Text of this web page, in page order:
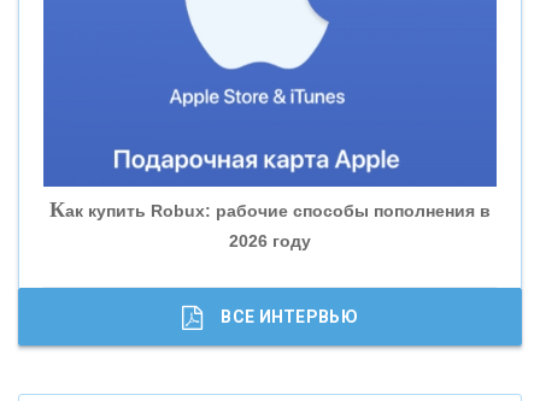
«БАНК ГЛОБЭКС»
«СОВКОМБАНК»
«ГАЗПРОМБАНК»
«МОСКОВСКИЙ КРЕДИТНЫЙ БАНК»
Как купить Robux: рабочие способы пополнения в
2026 году
ВСЕ ИНТЕРВЬЮ